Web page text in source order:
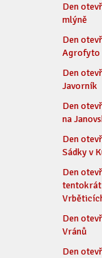
Den
mlýně
Den
Agrofyto
Den
Javorník
Den
na
Den
Sádky v
Den
tentokrát
Den
Vránů
Den